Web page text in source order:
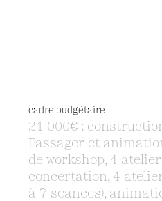
cadre budgétaire
21 000€ :
Passager et
de workshop, 4
concertation, 4
à 7 séances),